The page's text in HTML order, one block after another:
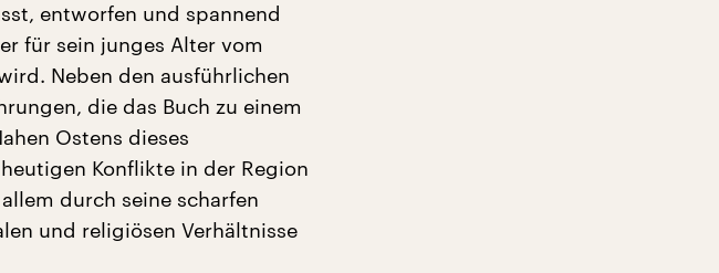
entworfen und spannend
für sein junges Alter vom
Neben den ausführlichen
die das Buch zu einem
Ostens dieses
Konflikte in der Region
durch seine scharfen
und religiösen Verhältnisse